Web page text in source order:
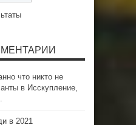
что никто не
в Исскупление,
в 2021